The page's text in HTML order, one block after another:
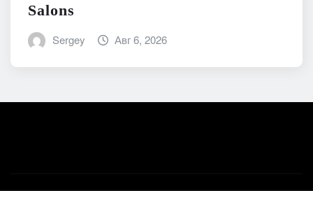
Salons
Sergey Авг 6, 2026